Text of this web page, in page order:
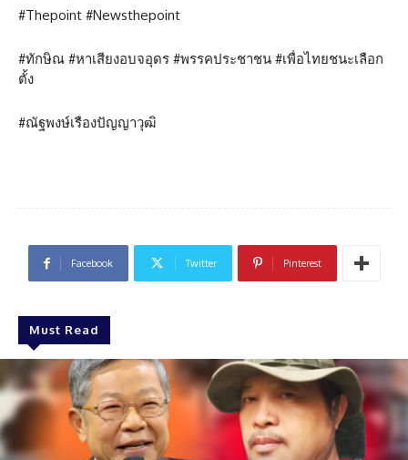
#Thepoint #Newsthepoint
#ทักษิณ #หาเสียงอบจอุดร #พรรคประชาชน #เพื่อไทยชนะเลือก
ตั้ง
#ณัฐพงษ์เรืองปัญญาวุฒิ
Facebook Twitter Pinterest
Must Read